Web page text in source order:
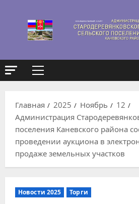
содержимому
Основное
Главная
2025 Ноябрь
12
Администрация
поселения Каневского района
проведении аукциона в
продаже земельных участков
Новости 2025 Торги